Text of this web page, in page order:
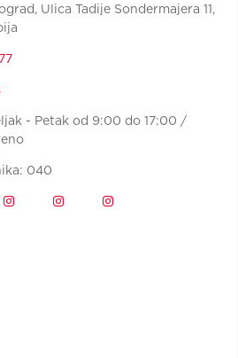
Ulica Tadije Sondermajera 11,
- Petak od 9:00 do 17:00 /
040